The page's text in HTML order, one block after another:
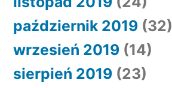
październik 2019 (32)
wrzesień 2019 (14)
sierpień 2019 (23)